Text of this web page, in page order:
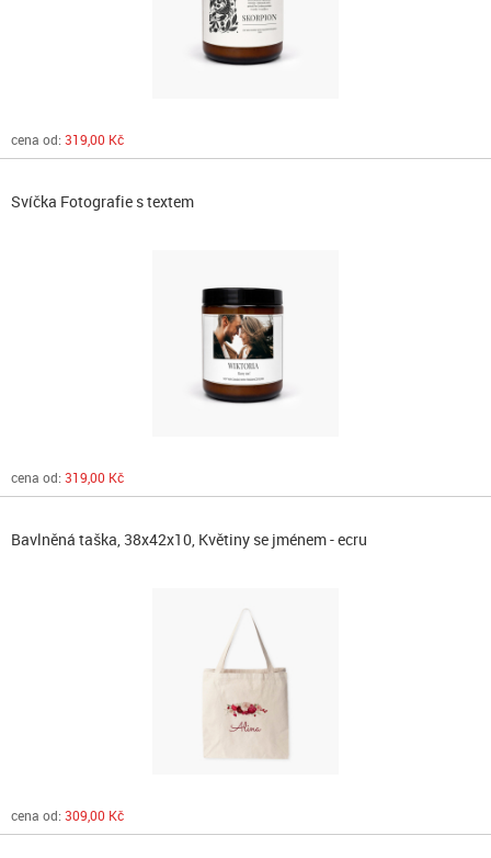
cena od: 319,00 Kč
Svíčka Fotografie s textem
cena od: 319,00 Kč
Bavlněná taška, 38x42x10, Květiny se jménem - ecru
cena od: 309,00 Kč